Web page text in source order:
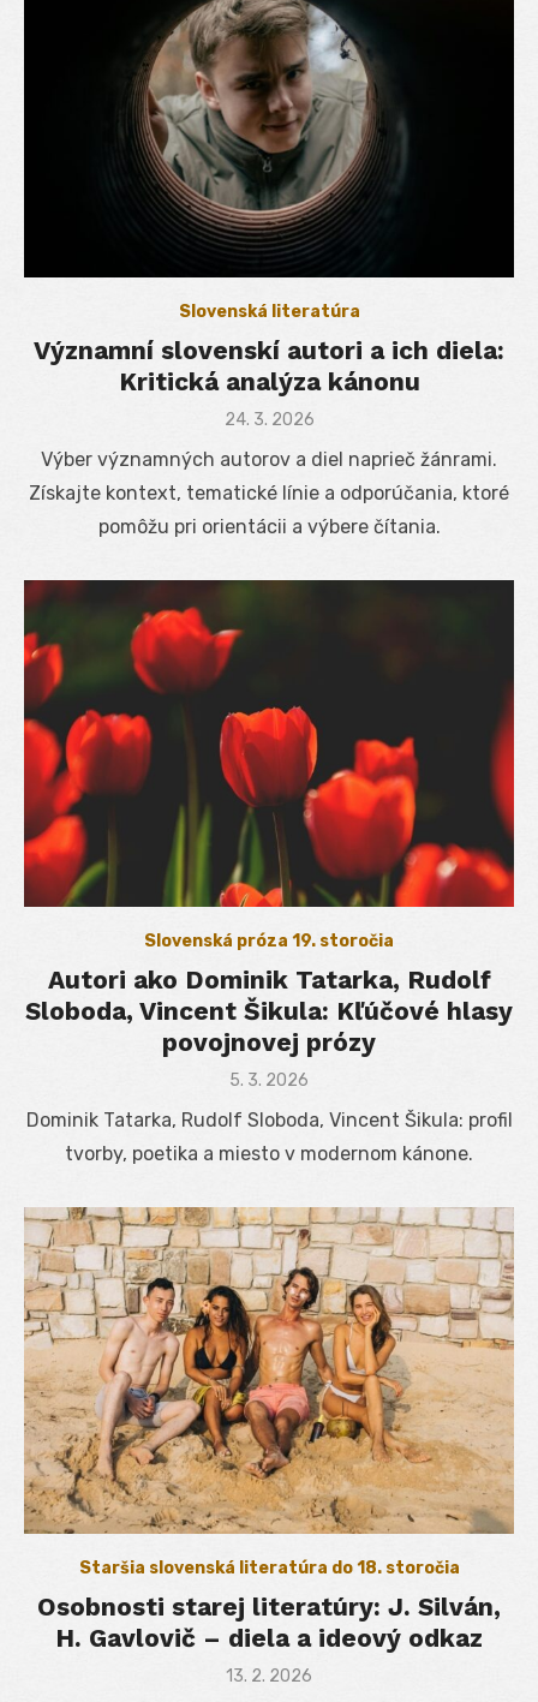
Slovenská literatúra
Významní slovenskí autori a ich diela:
Kritická analýza kánonu
Posted
24. 3. 2026
Výber významných autorov a diel naprieč žánrami.
Získajte kontext, tematické línie a odporúčania, ktoré
pomôžu pri orientácii a výbere čítania.
Slovenská próza 19. storočia
Autori ako Dominik Tatarka, Rudolf
Sloboda, Vincent Šikula: Kľúčové hlasy
povojnovej prózy
Posted
5. 3. 2026
Dominik Tatarka, Rudolf Sloboda, Vincent Šikula: profil
tvorby, poetika a miesto v modernom kánone.
Staršia slovenská literatúra do 18. storočia
Osobnosti starej literatúry: J. Silván,
H. Gavlovič – diela a ideový odkaz
Posted
13. 2. 2026